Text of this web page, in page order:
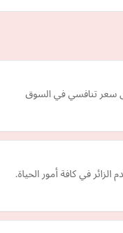
سعر تنافسي في السوق
في كافة أمور الحياة.